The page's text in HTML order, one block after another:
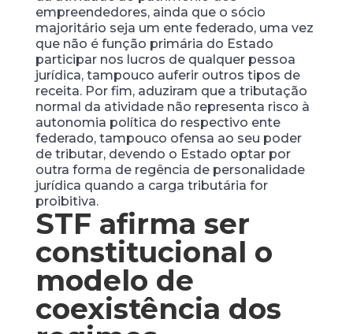
empreendedores, ainda que o sócio
majoritário seja um ente federado, uma vez
que não é função primária do Estado
participar nos lucros de qualquer pessoa
jurídica, tampouco auferir outros tipos de
receita. Por fim, aduziram que a tributação
normal da atividade não representa risco à
autonomia política do respectivo ente
federado, tampouco ofensa ao seu poder
de tributar, devendo o Estado optar por
outra forma de regência de personalidade
jurídica quando a carga tributária for
proibitiva.
STF afirma ser
constitucional o
modelo de
coexistência dos